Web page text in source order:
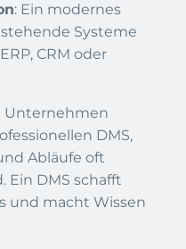
: Ein modernes
Systeme
CRM oder
Unternehmen
DMS,
Abläufe oft
Ein DMS schafft
und macht Wissen